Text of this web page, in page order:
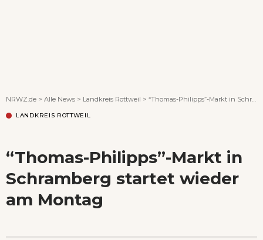
NRWZ.de > Alle News > Landkreis Rottweil > “Thomas-Philipps”-Markt in Schramberg startet wieder am Montag
LANDKREIS ROTTWEIL
“Thomas-Philipps”-Markt in
Schramberg startet wieder
am Montag